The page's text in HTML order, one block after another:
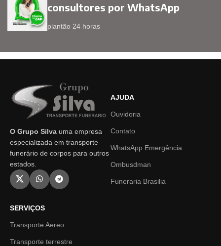
consultores por WhatsApp
plantão 24 horas
O Grupo Silva uma empresa
especializada em transporte
funerário de corpos para outros
estados.
AJUDA
Ouvidoria
Contato
WhatsApp Emergência
Ombusdman
Funeraria Brasilia
SERVIÇOS
Transporte Aereo
Transporte terrestre